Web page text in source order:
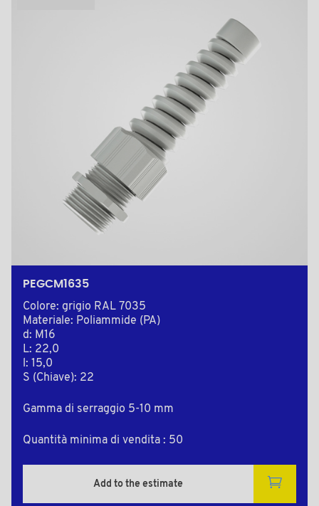
PEGCM1635
Colore: grigio RAL 7035
Materiale: Poliammide (PA)
d: M16
L: 22,0
l: 15,0
S (Chiave): 22
Gamma di serraggio 5-10 mm
Quantità minima di vendita : 50
Add to the estimate